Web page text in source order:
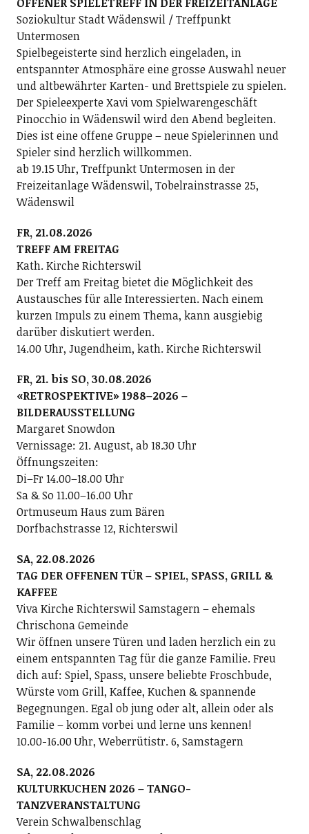
Soziokultur Stadt Wädenswil / Treffpunkt
Untermosen
Spielbegeisterte sind herzlich eingeladen, in
entspannter Atmosphäre eine grosse Auswahl neuer
und altbewährter Karten- und Brettspiele zu spielen.
Der Spieleexperte Xavi vom Spielwarengeschäft
Pinocchio in Wädenswil wird den Abend begleiten.
Dies ist eine offene Gruppe – neue Spielerinnen und
Spieler sind herzlich willkommen.
ab 19.15 Uhr, Treffpunkt Untermosen in der
Freizeitanlage Wädenswil, Tobelrainstrasse 25,
Wädenswil
FR, 21.08.2026
TREFF AM FREITAG
Kath. Kirche Richterswil
Der Treff am Freitag bietet die Möglichkeit des
Austausches für alle Interessierten. Nach einem
kurzen Impuls zu einem Thema, kann ausgiebig
darüber diskutiert werden.
14.00 Uhr, Jugendheim, kath. Kirche Richterswil
FR, 21. bis SO, 30.08.2026
«RETROSPEKTIVE» 1988–2026 –
BILDERAUSSTELLUNG
Margaret Snowdon
Vernissage: 21. August, ab 18.30 Uhr
Öffnungszeiten:
Di–Fr 14.00–18.00 Uhr
Sa & So 11.00–16.00 Uhr
Ortmuseum Haus zum Bären
Dorfbachstrasse 12, Richterswil
SA, 22.08.2026
TAG DER OFFENEN TÜR – SPIEL, SPASS, GRILL &
KAFFEE
Viva Kirche Richterswil Samstagern – ehemals
Chrischona Gemeinde
Wir öffnen unsere Türen und laden herzlich ein zu
einem entspannten Tag für die ganze Familie. Freu
dich auf: Spiel, Spass, unsere beliebte Froschbude,
Würste vom Grill, Kaffee, Kuchen & spannende
Begegnungen. Egal ob jung oder alt, allein oder als
Familie – komm vorbei und lerne uns kennen!
10.00-16.00 Uhr, Weberrütistr. 6, Samstagern
SA, 22.08.2026
KULTURKUCHEN 2026 – TANGO-
TANZVERANSTALTUNG
Verein Schwalbenschlag